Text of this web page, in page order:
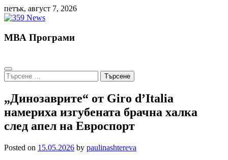
Skip
to
петък, август 7, 2026
МВА Програми
Търсене
за:
„Динозаврите“ от Giro d’Italia
намериха изгубената брачна халка
след апел на Евроспорт
Posted on 15.05.2026 by paulinashtereva